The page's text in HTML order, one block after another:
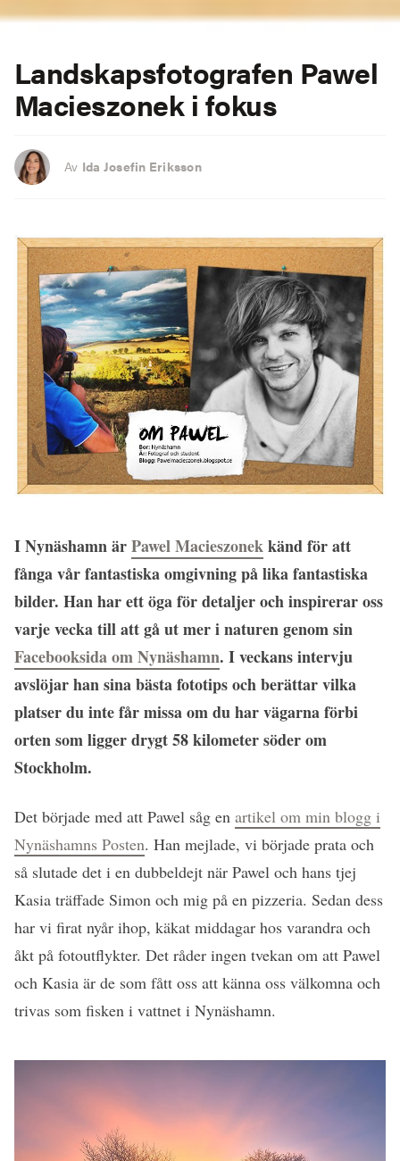
Landskapsfotografen Pawel
Macieszonek i fokus
Av Ida Josefin Eriksson
I Nynäshamn ärPawel Macieszonekkänd för att
fånga vår fantastiska omgivning på lika fantastiska
bilder. Han har ett öga för detaljer och inspirerar oss
varje vecka till att gå ut mer i naturen genom sin
Facebooksida om Nynäshamn. I veckans intervju
avslöjar han sina bästa fototips och berättar vilka
platser du inte får missa om du har vägarna förbi
orten som ligger drygt 58 kilometer söder om
Stockholm.
Det började med att Pawel såg en artikel om min blogg i
Nynäshamns Posten. Han mejlade, vi började prata och
så slutade det i en dubbeldejt när Pawel och hans tjej
Kasia träffade Simon och mig på en pizzeria. Sedan dess
har vi firat nyår ihop, käkat middagar hos varandra och
åkt på fotoutflykter. Det råder ingen tvekan om att Pawel
och Kasia är de som fått oss att känna oss välkomna och
trivas som fisken i vattnet i Nynäshamn.